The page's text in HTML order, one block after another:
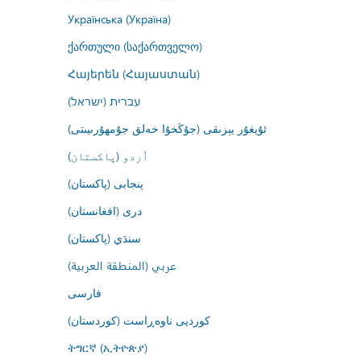
Українська (Україна)
ქართული (საქართველო)
Հայերեն (Հայաստան)
עברית (ישראל)
ئۇيغۇر يېزىقى (جۇڭخۇا خەلق جۇمھۇرىيىتى)
اُردو (پاکستان)
پنجابی (پاکستان)
درى (افغانستان)
سنڌي (پاکستان)
عربي (المنطقة العربية)
فارسى
کوردیی ناوەڕاست (کوردستان)
ትግርኛ (ኢትዮጵያ)